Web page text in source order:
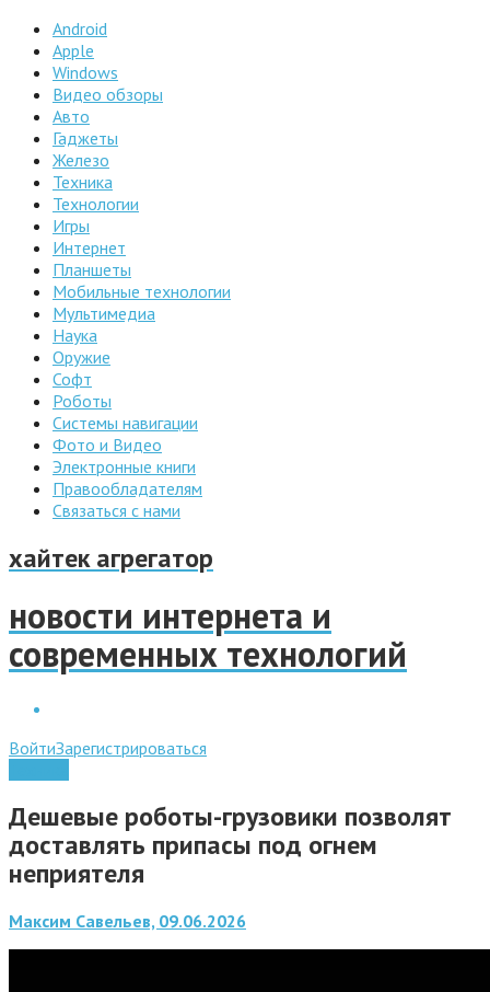
Android
Apple
Windows
Видео обзоры
Авто
Гаджеты
Железо
Техника
Технологии
Игры
Интернет
Планшеты
Мобильные технологии
Мультимедиа
Наука
Оружие
Софт
Роботы
Системы навигации
Фото и Видео
Электронные книги
Правообладателям
Связаться с нами
хайтек агрегатор
новости интернета и
современных технологий
ВойтиЗарегистрироваться
Дешевые роботы-грузовики позволят
доставлять припасы под огнем
неприятеля
Максим Савельев, 09.06.2026